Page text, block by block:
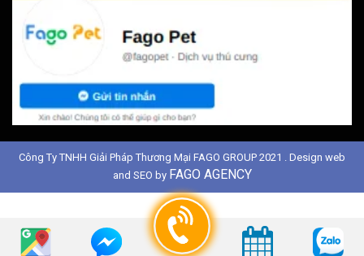
Công Ty TNHH Giải Pháp Thương Mại FAGO GROUP 2021 . Design web
and SEO by FAGO AGENCY